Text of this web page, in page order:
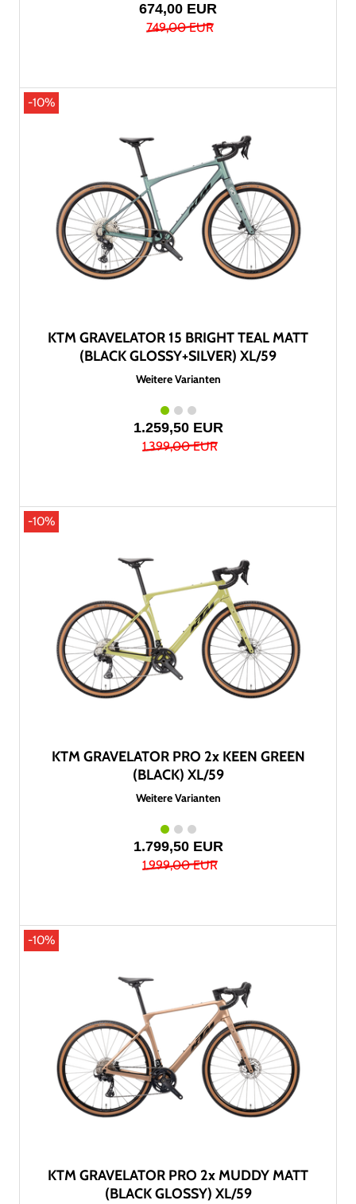
674,00 EUR
749,00 EUR
-10%
KTM GRAVELATOR 15 BRIGHT TEAL MATT
(BLACK GLOSSY+SILVER) XL/59
Weitere Varianten
1.259,50 EUR
1.399,00 EUR
-10%
KTM GRAVELATOR PRO 2x KEEN GREEN
(BLACK) XL/59
Weitere Varianten
1.799,50 EUR
1.999,00 EUR
-10%
KTM GRAVELATOR PRO 2x MUDDY MATT
(BLACK GLOSSY) XL/59